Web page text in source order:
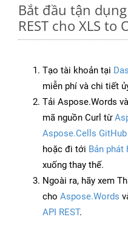
Bắt đầu tận
REST cho XLS to
Tạo tài khoản tại
miễn phí và chi tiết
Tải Aspose.Words
mã nguồn Curl từ
Aspose.Cells GitHub
hoặc đi tới Bản phát
xuống thay thế.
Ngoài ra, hãy xem
cho Aspose.Words
API REST.